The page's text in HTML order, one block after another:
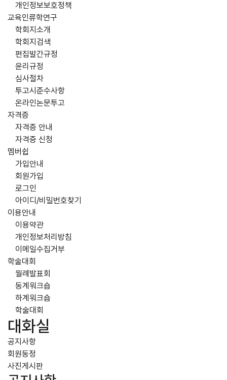
개인정보보호정책
교육인류학연구
학회지소개
학회지검색
편집발간규정
윤리규정
심사절차
투고시준수사항
온라인논문투고
자격증
자격증 안내
자격증 신청
멤버쉽
가입안내
회원가입
로그인
아이디/비밀번호찾기
이용안내
이용약관
개인정보처리방침
이메일수집거부
학술대회
월례발표회
동계워크숍
하계워크숍
학술대회
대화실
공지사항
회원동정
사진게시판